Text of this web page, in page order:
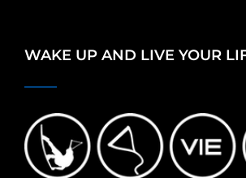
WAKE UP AND LIVE YOUR